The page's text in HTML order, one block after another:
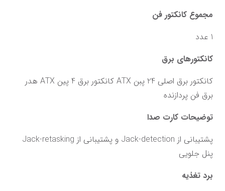
مجموع کانکتور فن
1 عدد
کانکتورهای برق
برق فن پردازنده
توضیحات کارت صدا
پنل جلویی
برد تغذیه